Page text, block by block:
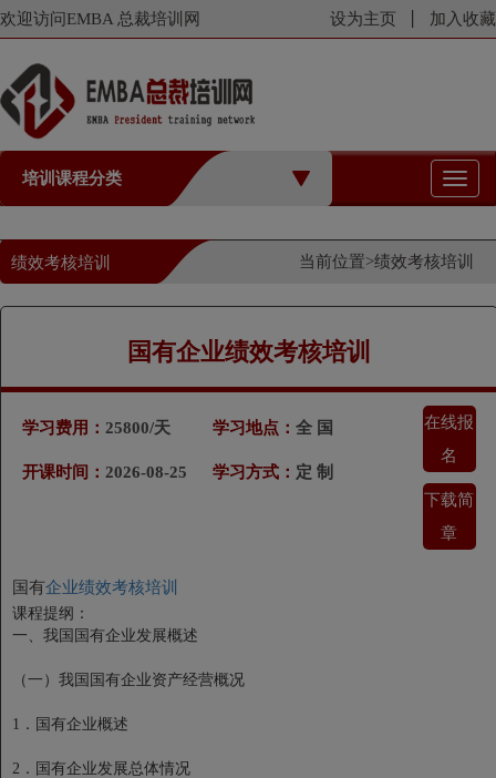
欢迎访问EMBA 总裁培训网 设为主页 加入收藏
培训课程分类
切
换
航
绩效考核培训 当前位置>绩效考核培训
国有企业绩效考核培训
学习费用： 25800/天
开课时间： 2026-08-25
学习地点： 全 国
学习方式： 定 制
在线报
名
下载简
章
国有企业绩效考核培训
课程提纲：
一、我国国有企业发展概述
（一）我国国有企业资产经营概况
1．国有企业概述
2．国有企业发展总体情况